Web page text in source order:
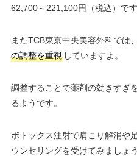
62,700～221,100円（税込）です
またTCB東京中央美容外科では、
の調整を重視していますよ。
調整することで薬剤の効きすぎ
るようです。
ボトックス注射で肩こり解消や
ウンセリングを受けてみましょう